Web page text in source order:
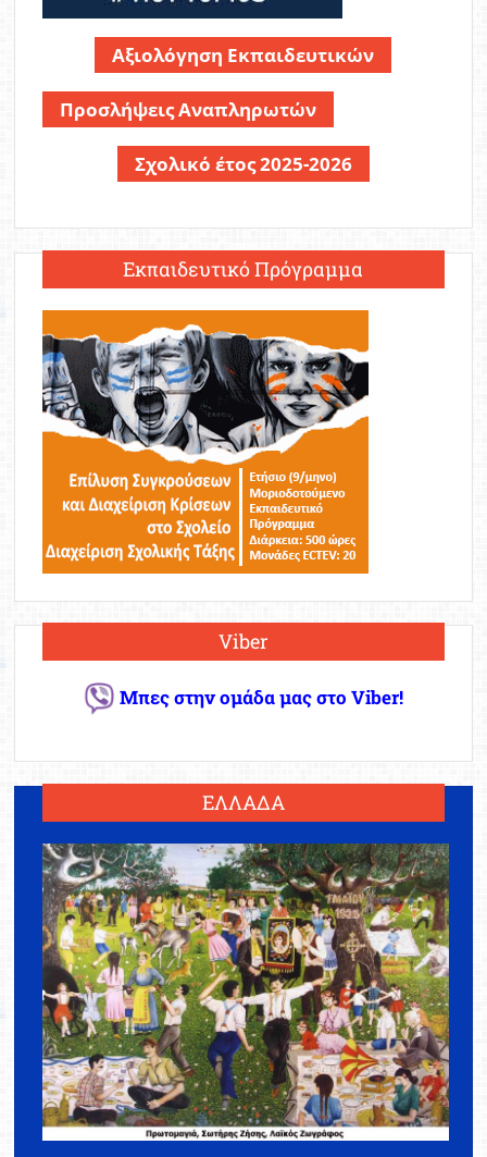
Αξιολόγηση Εκπαιδευτικών
Προσλήψεις Αναπληρωτών
Σχολικό έτος 2025-2026
Εκπαιδευτικό Πρόγραμμα
Viber
Μπες στην ομάδα μας στο Viber!
ΕΛΛΑΔΑ